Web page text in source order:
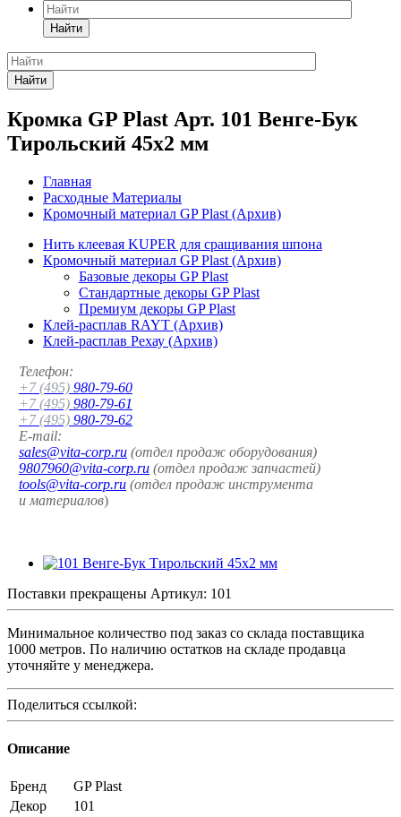
Найти
Найти
Кромка GP Plast Арт. 101 Венге-Бук
Тирольский 45x2 мм
Главная
Расходные Материалы
Кромочный материал GP Plast (Архив)
Нить клеевая KUPER для сращивания шпона
Кромочный материал GP Plast (Архив)
Базовые декоры GP Plast
Стандартные декоры GP Plast
Премиум декоры GP Plast
Клей-расплав RAYT (Архив)
Клей-расплав Рехау (Архив)
Телефон:
+7 (495) 980-79-60
+7 (495) 980-79-61
+7 (495) 980-79-62
E-mail:
sales@vita-corp.ru (отдел продаж оборудования)
9807960@vita-corp.ru (отдел продаж запчастей)
tools@vita-corp.ru (отдел продаж инструмента
и материалов)
Поставки прекращены Артикул: 101
Минимальное количество под заказ со склада поставщика
1000 метров. По наличию остатков на складе продавца
уточняйте у менеджера.
Поделиться ссылкой:
Описание
Бренд
GP Plast
Декор
101